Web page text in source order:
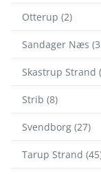
Otterup (2)
Sandager Næs
Skastrup Strand
Strib (8)
Svendborg (27)
Tarup Strand